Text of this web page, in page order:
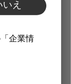
いえ
企業情